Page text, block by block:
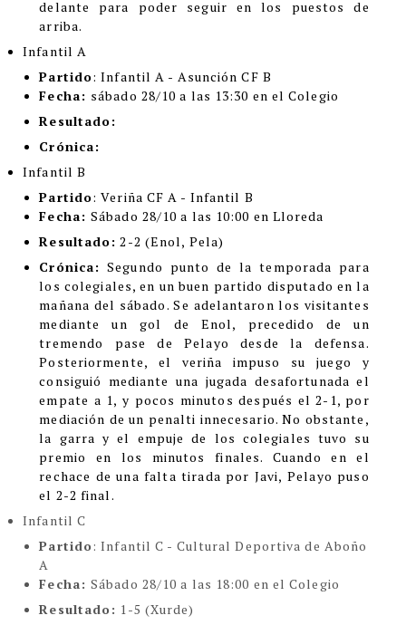
delante para poder seguir en los puestos de
arriba.
Infantil A
Partido: Infantil A - Asunción CF B
Fecha: sábado 28/10 a las 13:30 en el Colegio
Resultado:
Crónica:
Infantil B
Partido: Veriña CF A - Infantil B
Fecha:Sábado 28/10 a las 10:00 en Lloreda
Resultado: 2-2 (Enol, Pela)
Crónica: Segundo punto de la temporada para
los colegiales, en un buen partido disputado en la
mañana del sábado. Se adelantaron los visitantes
mediante un gol de Enol, precedido de un
tremendo pase de Pelayo desde la defensa.
Posteriormente, el veriña impuso su juego y
consiguió mediante una jugada desafortunada el
empate a 1, y pocos minutos después el 2-1, por
mediación de un penalti innecesario. No obstante,
la garra y el empuje de los colegiales tuvo su
premio en los minutos finales. Cuando en el
rechace de una falta tirada por Javi, Pelayo puso
el 2-2 final.
Infantil C
Partido: Infantil C - Cultural Deportiva de Aboño
A
Fecha:Sábado 28/10 a las 18:00 en el Colegio
Resultado: 1-5 (Xurde)